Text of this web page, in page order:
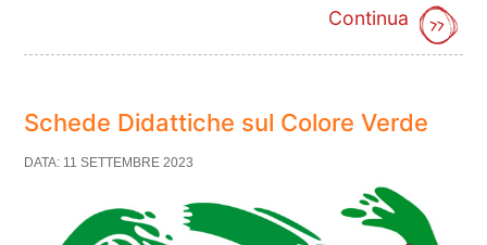
Continua
Schede Didattiche sul Colore Verde
DATA: 11 SETTEMBRE 2023